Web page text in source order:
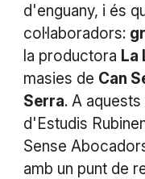
d'enguany, i és
col·laboradors:
la productora La
masies de Can
Serra. A
d'Estudis
Sense
amb un punt de